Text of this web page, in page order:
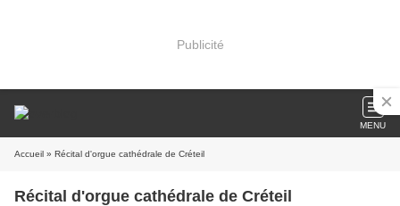
Publicité
MENU
Accueil » Récital d'orgue cathédrale de Créteil
Récital d'orgue cathédrale de Créteil